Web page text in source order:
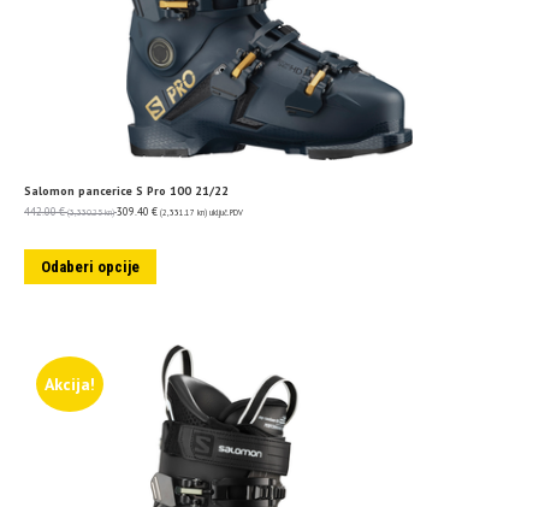
Salomon pancerice S Pro 100 21/22
442.00€ (3,330.25 kn) 309.40 € (2,331.17 kn) uključ. PDV
Odaberi opcije
Akcija!